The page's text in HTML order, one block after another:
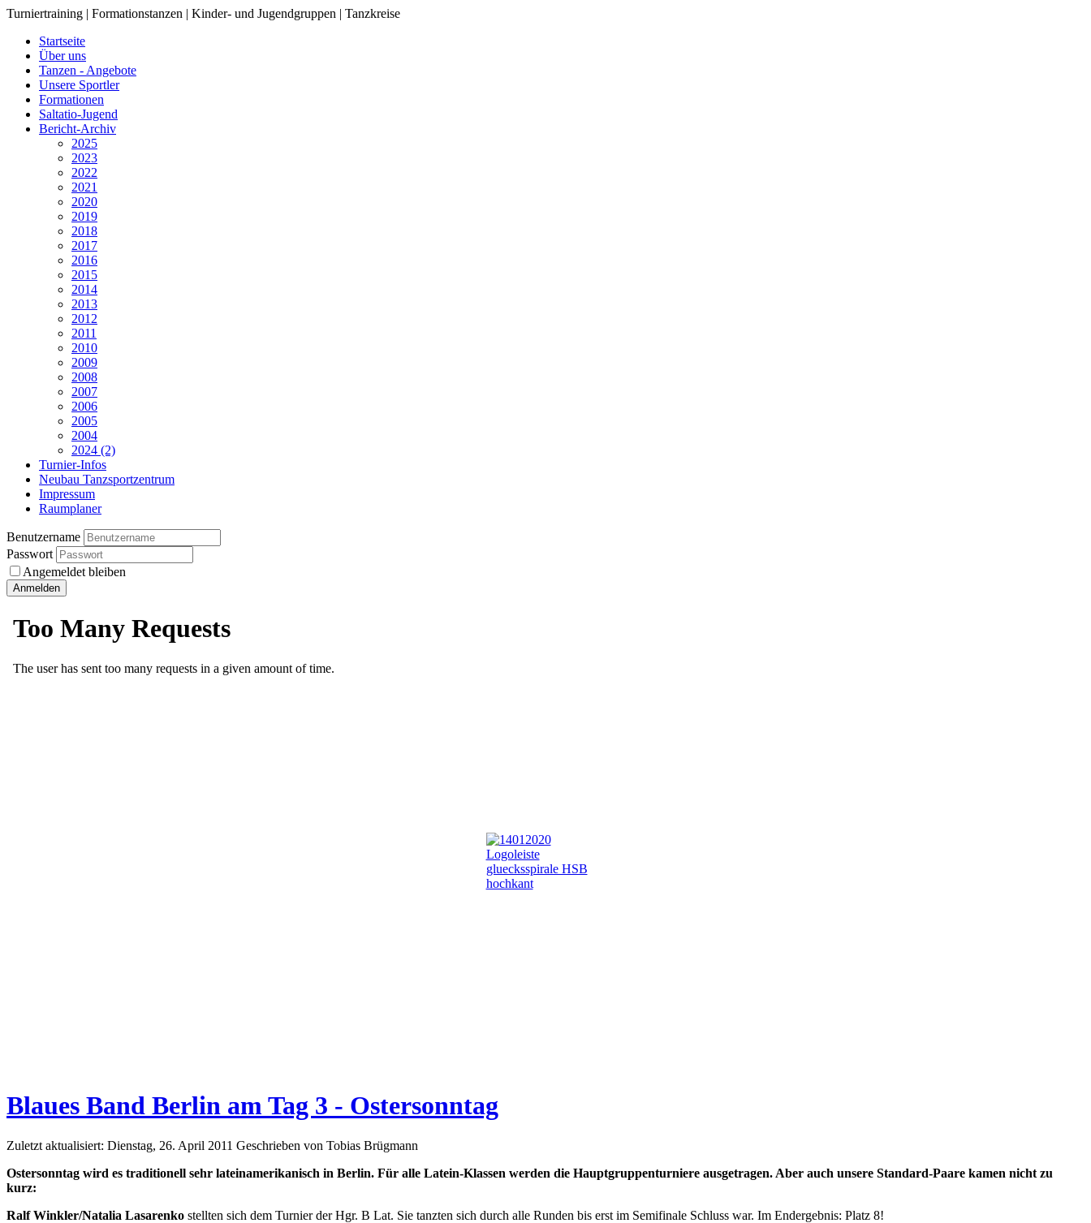
Turniertraining | Formationstanzen | Kinder- und Jugendgruppen | Tanzkreise
Startseite
Über uns
Tanzen - Angebote
Unsere Sportler
Formationen
Saltatio-Jugend
Bericht-Archiv
2025
2023
2022
2021
2020
2019
2018
2017
2016
2015
2014
2013
2012
2011
2010
2009
2008
2007
2006
2005
2004
2024 (2)
Turnier-Infos
Neubau Tanzsportzentrum
Impressum
Raumplaner
Benutzername
Passwort
Angemeldet bleiben
Blaues Band Berlin am Tag 3 - Ostersonntag
Zuletzt aktualisiert: Dienstag, 26. April 2011 Geschrieben von Tobias Brügmann
Ostersonntag wird es traditionell sehr lateinamerikanisch in Berlin. Für alle Latein-Klassen werden die Hauptgruppenturniere ausgetragen. Aber auch unsere Standard-Paare kamen nicht zu
kurz:
Ralf Winkler/Natalia Lasarenko stellten sich dem Turnier der Hgr. B Lat. Sie tanzten sich durch alle Runden bis erst im Semifinale Schluss war. Im Endergebnis: Platz 8!